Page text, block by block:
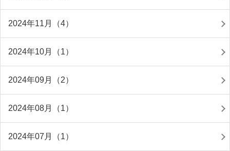
2024年11月（4）
2024年10月（1）
2024年09月（2）
2024年08月（1）
2024年07月（1）